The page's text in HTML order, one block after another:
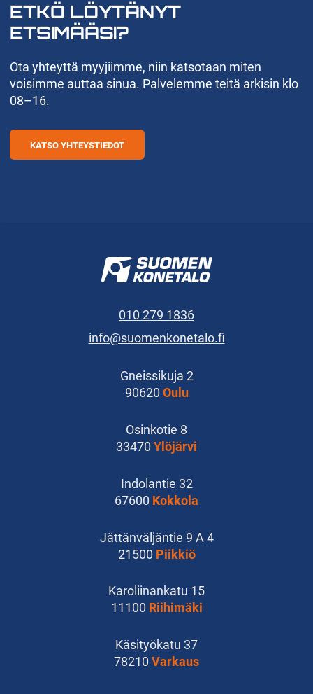
ETKÖ LÖYTÄNYT
ETSIMÄÄSI?
Ota yhteyttä myyjiimme, niin katsotaan miten
voisimme auttaa sinua. Palvelemme teitä arkisin klo
08–16.
KATSO YHTEYSTIEDOT
010 279 1836
info@suomenkonetalo.fi
Gneissikuja 2
90620 Oulu
Osinkotie 8
33470 Ylöjärvi
Indolantie 32
67600 Kokkola
Jättänväljäntie 9 A 4
21500 Piikkiö
Karoliinankatu 15
11100 Riihimäki
Käsityökatu 37
78210 Varkaus